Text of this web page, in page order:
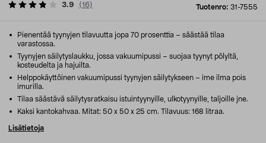
Tuotenro: 31-7555
3.9 (16)
Pienentää tyynyjen tilavuutta jopa 70 prosenttia – säästää tilaa
varastossa.
Tyynyjen säilytyslaukku, jossa vakuumipussi – suojaa tyynyt pölyltä,
kosteudelta ja hajuilta.
Helppokäyttöinen vakuumipussi tyynyjen säilytykseen – ime ilma pois
imurilla.
Tilaa säästävä säilytysratkaisu istuintyynyille, ulkotyynyille, taljoille jne.
Kaksi kantokahvaa. Mitat: 50 x 50 x 25 cm. Tilavuus: 168 litraa.
Lisätietoja